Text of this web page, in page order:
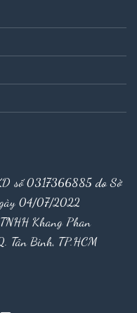
số 0317366885 do Sở
04/07/2022
Khang Phan
Tân Bình, TP.HCM